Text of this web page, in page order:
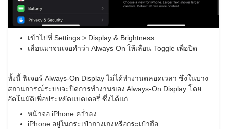
เข้าไปที่ Settings > Display & Brightness
เลื่อนมาจนเจอคำว่า Always On ให้เลื่อน Toggle เพื่อปิด
ทั้งนี้ ฟีเจอร์ Always-On Display ไม่ได้ทำงานตลอดเวลา ซึ่งในบาง
สถานการณ์ระบบจะปิดการทำงานของ Always-On Display โดย
อัตโนมัติเพื่อประหยัดแบตเตอรี่ ซึ่งได้แก่
หน้าจอ iPhone คว่ำลง
iPhone อยู่ในกระเป๋ากางเกงหรือกระเป๋าถือ